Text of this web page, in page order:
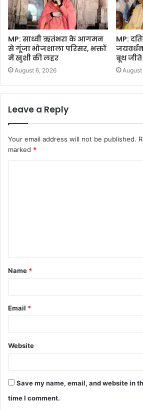
MP: साध्वी ऋतंभरा के आगमन
से गूंजा भोजशाला परिसर, भक्तों
में खुशी की लहर
August 6, 2026
MP:
बूथ जीते
Leave a Reply
Your email address will not be published.
marked *
t
*
Name *
Email *
Website
Save my name, email, and website in
time I comment.